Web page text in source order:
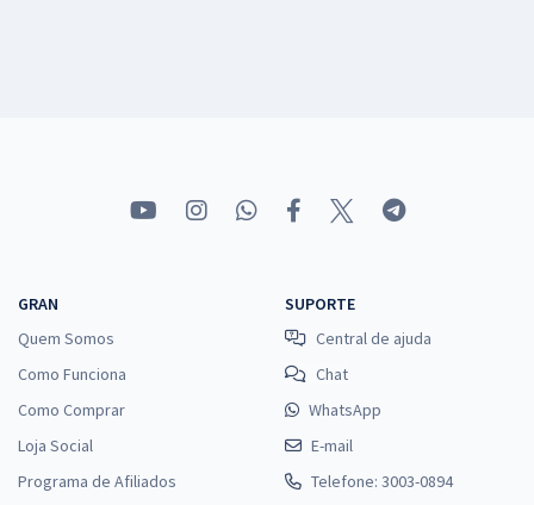
GRAN
Quem Somos
Como Funciona
Como Comprar
Loja Social
Programa de Afiliados
SUPORTE
Central de ajuda
Chat
WhatsApp
E-mail
Telefone: 3003-0894